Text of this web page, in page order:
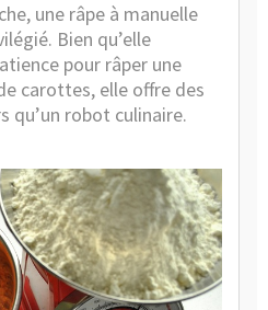
une râpe à manuelle
Bien qu’elle
pour râper une
carottes, elle offre des
qu’un robot culinaire.